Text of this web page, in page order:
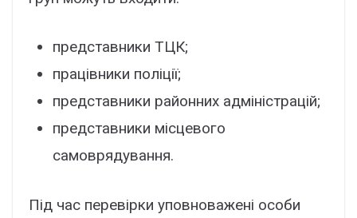
представники ТЦК;
працівники поліції;
представники районних адміністрацій;
представники місцевого
самоврядування.
Під час перевірки уповноважені особи